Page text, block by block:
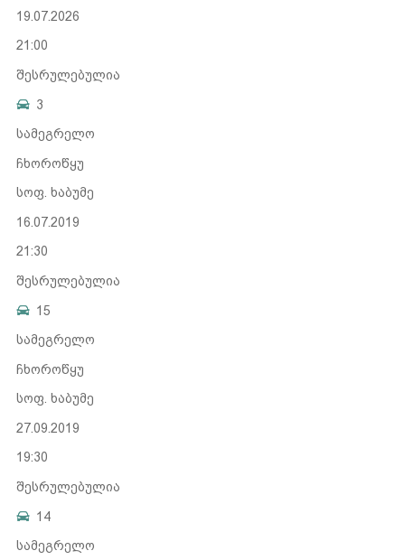
19.07.2026
21:00
შესრულებულია
3
სამეგრელო
ჩხოროწყუ
სოფ. ხაბუმე
16.07.2019
21:30
შესრულებულია
15
სამეგრელო
ჩხოროწყუ
სოფ. ხაბუმე
27.09.2019
19:30
შესრულებულია
14
სამეგრელო